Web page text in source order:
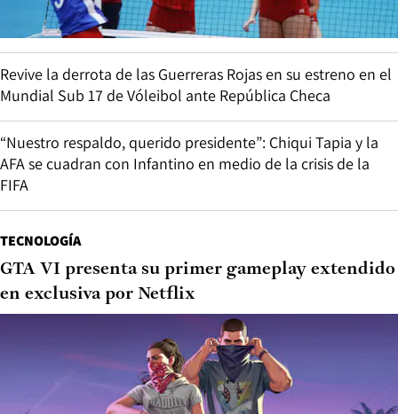
Revive la derrota de las Guerreras Rojas en su estreno en el
Mundial Sub 17 de Vóleibol ante República Checa
“Nuestro respaldo, querido presidente”: Chiqui Tapia y la
AFA se cuadran con Infantino en medio de la crisis de la
FIFA
TECNOLOGÍA
GTA VI presenta su primer gameplay extendido
en exclusiva por Netflix